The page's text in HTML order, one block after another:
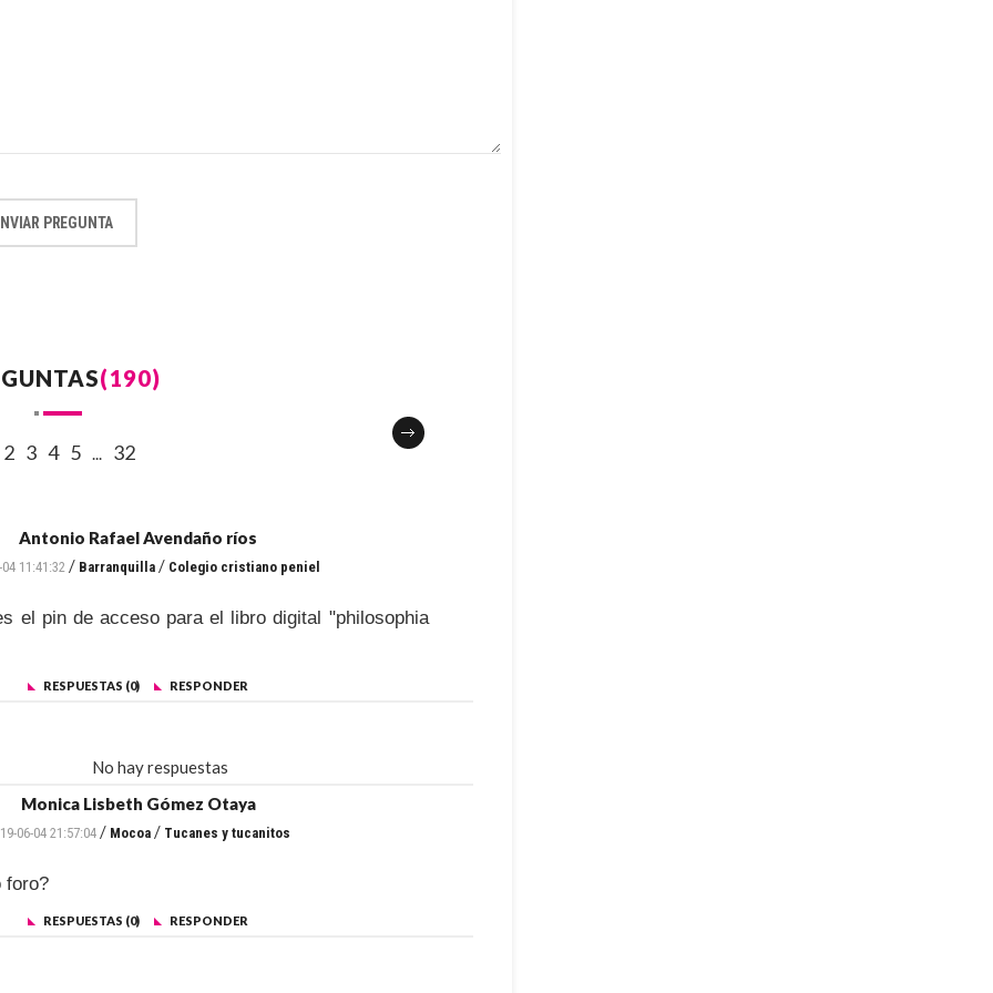
PREGUNTA
(190)
2 3 4 5 ... 32
Antonio Rafael Avendaño ríos
11:41:32 / Barranquilla / Colegio cristiano peniel
el pin de acceso para el libro digital "philosophia
RESPUESTAS (0) RESPONDER
No hay respuestas
Monica Lisbeth Gómez Otaya
06-04 21:57:04/ Mocoa/ Tucanes y tucanitos
foro?
RESPUESTAS (0) RESPONDER